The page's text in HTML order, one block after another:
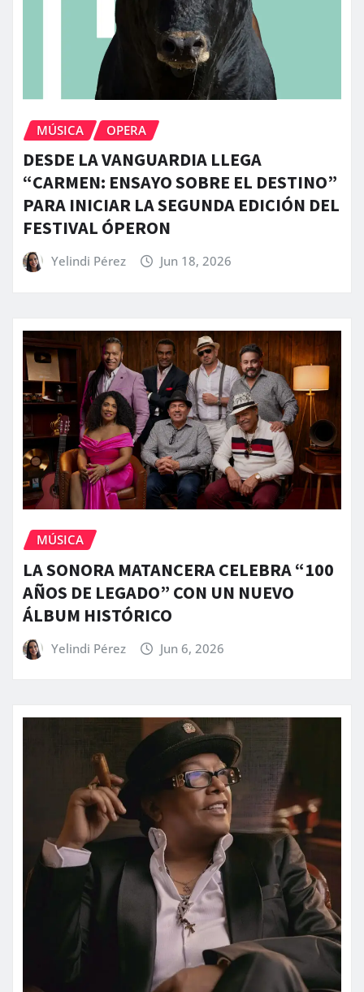
MÚSICA OPERA
DESDE LA VANGUARDIA LLEGA
“CARMEN: ENSAYO SOBRE EL DESTINO”
PARA INICIAR LA SEGUNDA EDICIÓN DEL
FESTIVAL ÓPERON
Yelindi Pérez Jun 18, 2026
MÚSICA
LA SONORA MATANCERA CELEBRA “100
AÑOS DE LEGADO” CON UN NUEVO
ÁLBUM HISTÓRICO
Yelindi Pérez Jun 6, 2026